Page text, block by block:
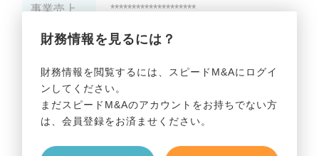
財務情報を見るには？
財務情報を閲覧するには、スピードM&Aにログイ
ンしてください。
まだスピードM&Aのアカウントをお持ちでない方
は、会員登録をお済ませください。
事業売上 ********************
事業利益 ********************
貸借対照表（B/S）
事業資産 ********************